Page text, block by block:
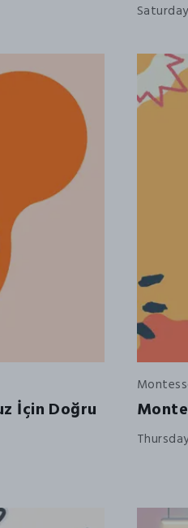
İçin Doğru